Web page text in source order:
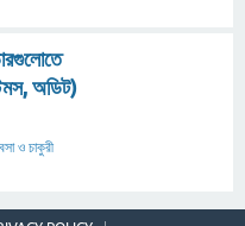
অডিট)
ও চাকুরী